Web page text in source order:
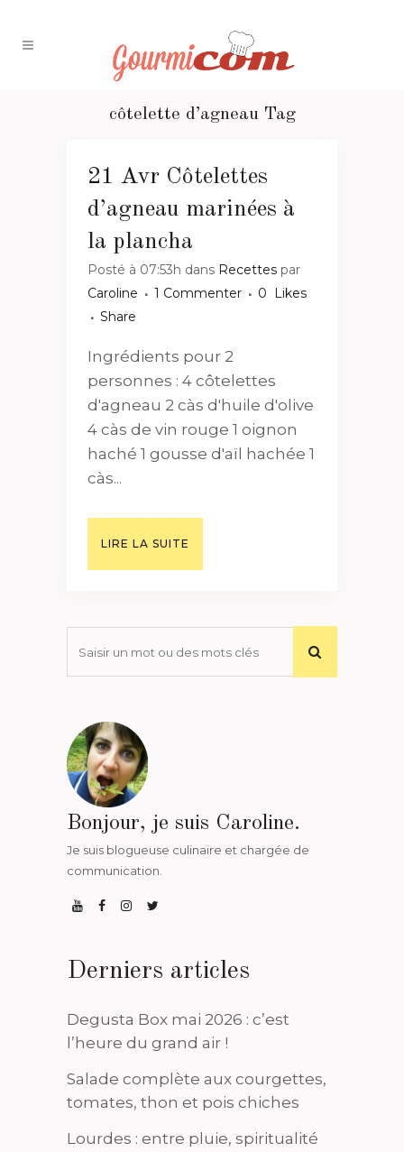
côtelette d’agneau Tag
21 Avr Côtelettes
d’agneau marinées à
la plancha
Posté à 07:53h dans Recettes par
Caroline
1 Commenter 0
Likes
Share
Ingrédients pour 2
personnes : 4 côtelettes
d'agneau 2 càs d'huile d'olive
4 càs de vin rouge 1 oignon
haché 1 gousse d'aïl hachée 1
càs...
LIRE LA SUITE
Bonjour, je suis Caroline.
Je suis blogueuse culinaire et chargée de
communication.
Derniers articles
Degusta Box mai 2026 : c’est
l’heure du grand air !
Salade complète aux courgettes,
tomates, thon et pois chiches
Lourdes : entre pluie, spiritualité